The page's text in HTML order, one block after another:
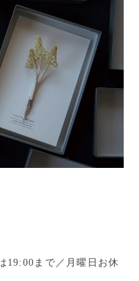
19:00まで／月曜日お休